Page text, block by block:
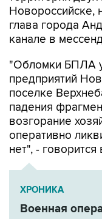
Новороссийске,
глава города
канале в
"Обломки БПЛА
предприятий
поселке
падения
возгорание
оперативно
нет", -
ХРОНИКА
Военная